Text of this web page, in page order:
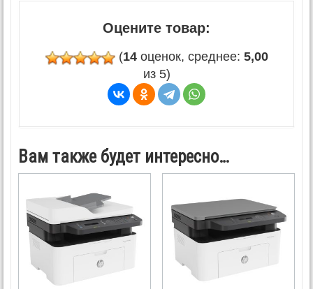
Оцените товар:
(14оценок, среднее: 5,00
из 5)
Вам также будет интересно…